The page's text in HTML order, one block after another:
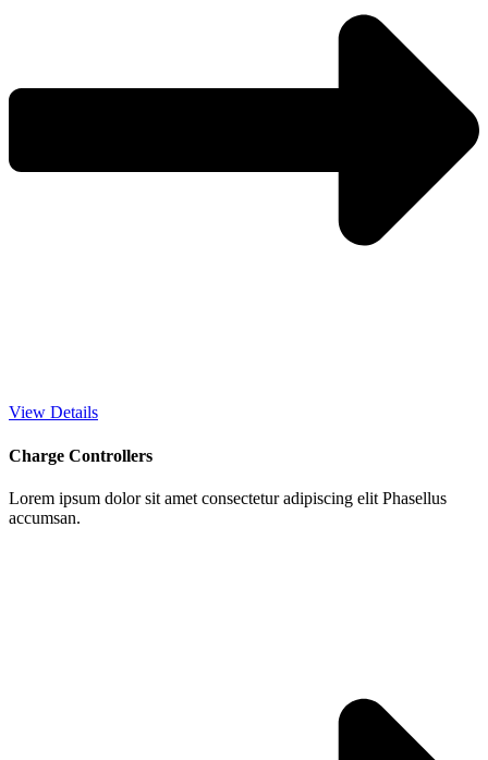
View Details
Charge Controllers
Lorem ipsum dolor sit amet consectetur adipiscing elit Phasellus
accumsan.